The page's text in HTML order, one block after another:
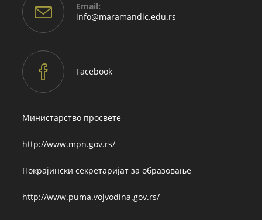
Email:
info@maramandic.edu.rs
Facebook
Министарство просвете
http://www.mpn.gov.rs/
Покрајински секретаријат за образовање
http://www.puma.vojvodina.gov.rs/